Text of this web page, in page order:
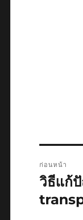
นำทาง
เรื่อง
ก่อนหน้า
เรื่อง
ก่อน
หน้า:
วิธีแก้